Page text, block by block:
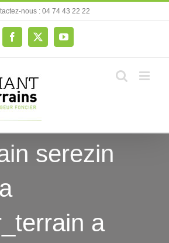
nous : 04 74 43 22 22
Facebook
X YouTube
serezin
a